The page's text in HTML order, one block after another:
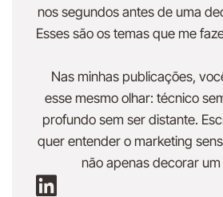
nos segundos antes de uma
Esses são os temas que me
Nas minhas publicações,
esse mesmo olhar: técnico
profundo sem ser distante.
quer entender o marketing
não apenas decorar